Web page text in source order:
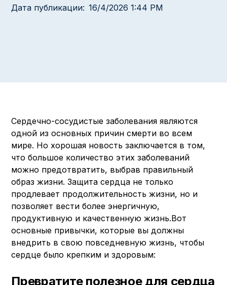
Дата публикации: 16/4/2026 1:44 PM
Сердечно-сосудистые заболевания являются
одной из основных причин смерти во всем
мире. Но хорошая новость заключается в том,
что большое количество этих заболеваний
можно предотвратить, выбрав правильный
образ жизни. Защита сердца не только
продлевает продолжительность жизни, но и
позволяет вести более энергичную,
продуктивную и качественную жизнь.Вот
основные привычки, которые вы должны
внедрить в свою повседневную жизнь, чтобы
сердце было крепким и здоровым:
Превратите полезное для сердца